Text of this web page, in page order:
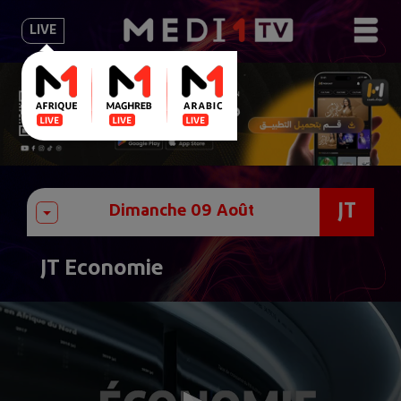
LIVE
JT
JT Economie